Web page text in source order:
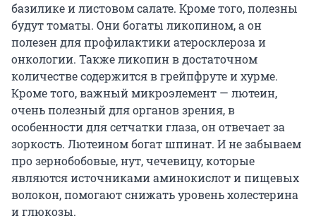
базилике и листовом салате. Кроме того, полезны
будут томаты. Они богаты ликопином, а он
полезен для профилактики атеросклероза и
онкологии. Также ликопин в достаточном
количестве содержится в грейпфруте и хурме.
Кроме того, важный микроэлемент — лютеин,
очень полезный для органов зрения, в
особенности для сетчатки глаза, он отвечает за
зоркость. Лютеином богат шпинат. И не забываем
про зернобобовые, нут, чечевицу, которые
являются источниками аминокислот и пищевых
волокон, помогают снижать уровень холестерина
и глюкозы.